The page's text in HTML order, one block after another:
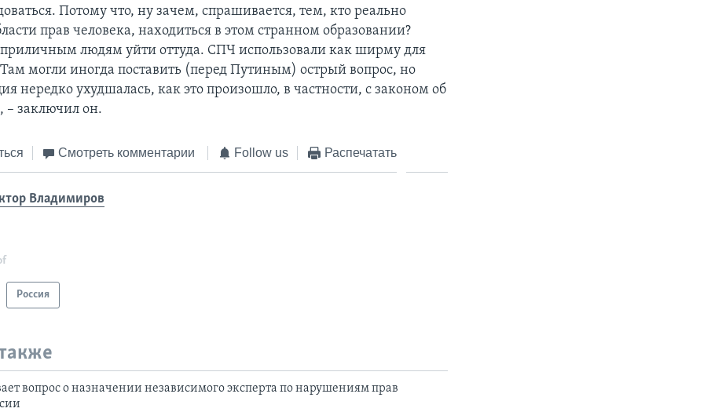
Потому что, ну зачем, спрашивается, тем, кто реально
прав человека, находиться в этом странном образовании?
людям уйти оттуда. СПЧ использовали как ширму для
могли иногда поставить (перед Путиным) острый вопрос, но
нередко ухудшалась, как это произошло, в частности, с законом об
– заключил он.
Смотреть комментарии Follow us Распечатать
Владимиров
Россия
вопрос о назначении независимого эксперта по нарушениям прав